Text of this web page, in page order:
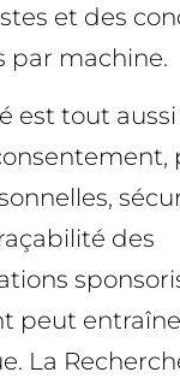
et des
par machine.
est tout aussi
des
peut
La